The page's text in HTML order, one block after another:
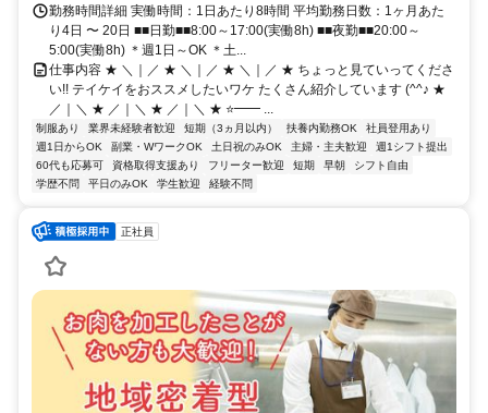
勤務時間詳細 実働時間：1日あたり8時間 平均勤務日数：1ヶ月あた
り4日 〜 20日 ■■日勤■■8:00～17:00(実働8h) ■■夜勤■■20:00～
5:00(実働8h) ＊週1日～OK ＊土...
仕事内容 ★ ＼｜／ ★ ＼｜／ ★ ＼｜／ ★ ちょっと見ていってくださ
い!! テイケイをおススメしたいワケ たくさん紹介しています (^^♪ ★
／｜＼ ★ ／｜＼ ★ ／｜＼ ★ ⭐━━ ...
制服あり 業界未経験者歓迎 短期（3ヵ月以内） 扶養内勤務OK
社員登用あり
週1日からOK
副業・WワークOK 土日祝のみOK 主婦・主夫歓迎
週1シフト提出
60代も応募可
資格取得支援あり フリーター歓迎 短期 早朝
シフト自由
学歴不問
平日のみOK 学生歓迎 経験不問
正社員